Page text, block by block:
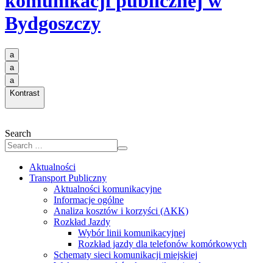
Bydgoszczy
a
a
a
Kontrast
Search
Aktualności
Transport Publiczny
Aktualności komunikacyjne
Informacje ogólne
Analiza kosztów i korzyści (AKK)
Rozkład Jazdy
Wybór linii komunikacyjnej
Rozkład jazdy dla telefonów komórkowych
Schematy sieci komunikacji miejskiej